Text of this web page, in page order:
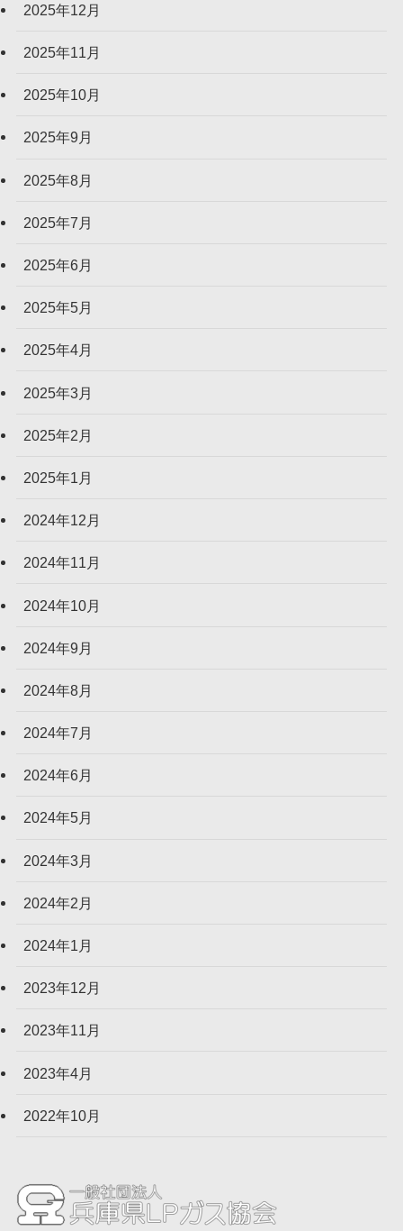
2025年12月
2025年11月
2025年10月
2025年9月
2025年8月
2025年7月
2025年6月
2025年5月
2025年4月
2025年3月
2025年2月
2025年1月
2024年12月
2024年11月
2024年10月
2024年9月
2024年8月
2024年7月
2024年6月
2024年5月
2024年3月
2024年2月
2024年1月
2023年12月
2023年11月
2023年4月
2022年10月